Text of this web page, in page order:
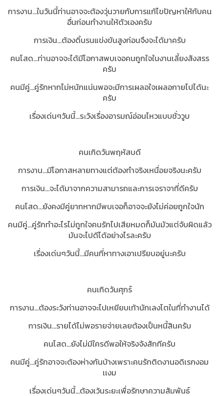
การงาน...ในวันนี้ท่านอาจจะต้องวุ่นวายกับการแก้ไขปัญหาให้กับคน
อื่นก่อนทำงานให้ตัวเองครับ
การเงิน...ต้องดิ้นรนแข่งขันสูงก่อนจึงจะได้มาครับ
คนโสด...ท่านอาจจะได้มีโอกาสพบเจอคนถูกใจในงานเลี้ยงสังสรร
ครับ
คนมีคู่...คู่รักหากไม่หนักแน่นพอจะมีการเผลอใจเผลอกายไปได้นะ
ครับ
เรื่องเด่นๆวันนี้…ระวังเรื่องอารมณ์อ่อนไหวแบบชั่ววูบ
คนเกิดวันพฤหัสบดี
การงาน...มีโอกาสหลายทางแต่ต้องทำจริงเหนื่อยจริงนะครับ
การเงิน...จะได้มาจากความสามารถและการเจราจาที่ดีครับ
คนโสด...ยังคงมีคู่ยากหากมีพบเจอก็อาจจะยังไม่ค่อยถูกใจนัก
คนมีคู่...คู่รักทำอะไรไม่ถูกใจคนรักไปเสียหมดก็มันมัวแต่จับผิดแล้ว
มันจะไปดีได้อย่างไรละครับ
เรื่องเด่นๆวันนี้…มีคนที่หาทางเอาเปรียบอยู่นะครับ
คนเกิดวันศุกร์
การงาน...ต้องระวังท่านอาจจะไปเหยียบเท้านักเลงโตในที่ทำงานได้
การเงิน...รายได้ไม่พอรายจ่ายเลยต้องเป็นหนี้สินครับ
คนโสด...ยังไม่มีใครดีพอให้จริงจังสักทีครับ
คนมีคู่...คู่รักอาจจะต้องห่างกันบ้างเพราะคนรักติดงานอดิเรกงอม
เเงม
เรื่องเด่นๆวันนี้...ต้องเว้นระยะเพื่อรักษาความสัมพันธ์